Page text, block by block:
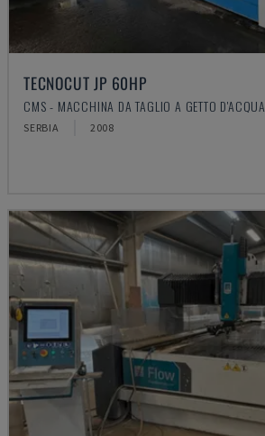
TECNOCUT JP 60HP
CMS - MACCHINA DA TAGLIO A GETTO D'ACQUA
SERBIA 2008